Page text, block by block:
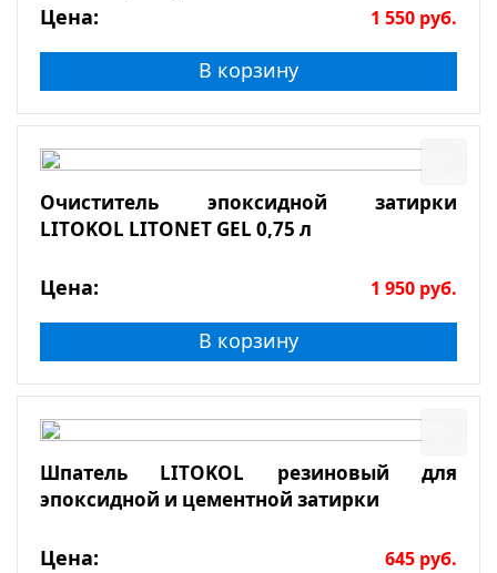
Цена: 1 550 руб.
В корзину
Очиститель эпоксидной затирки
LITOKOL LITONET GEL 0,75 л
Цена: 1 950 руб.
В корзину
Шпатель LITOKOL резиновый для
эпоксидной и цементной затирки
Цена: 645 руб.